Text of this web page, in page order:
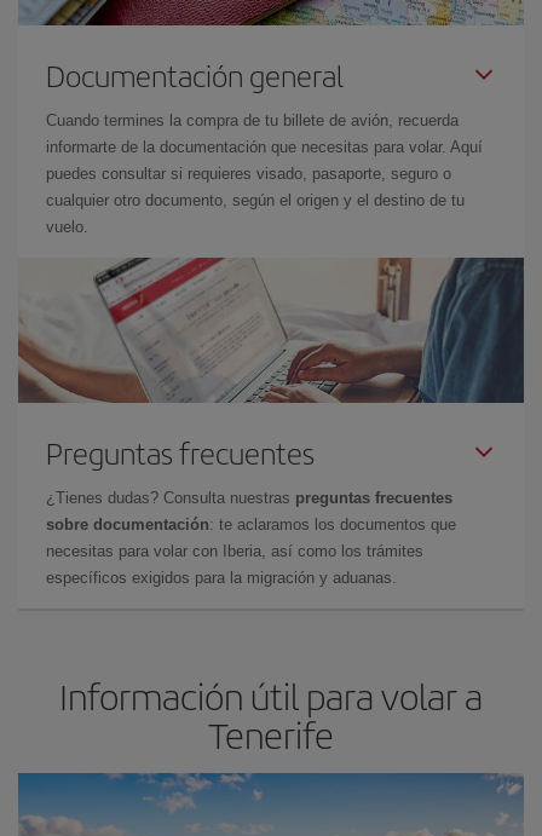
Documentación general
Cuando termines la compra de tu billete de avión, recuerda
informarte de la documentación que necesitas para volar. Aquí
puedes consultar si requieres visado, pasaporte, seguro o
cualquier otro documento, según el origen y el destino de tu
vuelo.
Preguntas frecuentes
¿Tienes dudas? Consulta nuestras preguntas frecuentes
sobre documentación: te aclaramos los documentos que
necesitas para volar con Iberia, así como los trámites
específicos exigidos para la migración y aduanas.
Información útil para volar a
Tenerife